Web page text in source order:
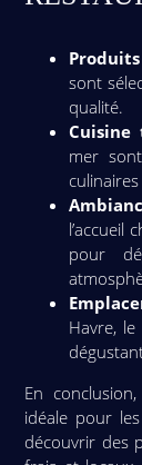
sont
qualité.
mer
l’accueil
pour
Havre,
En
idéale pour
découvrir des